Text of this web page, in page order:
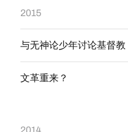
2015
与无神论少年讨论基督教
文革重来？
2014